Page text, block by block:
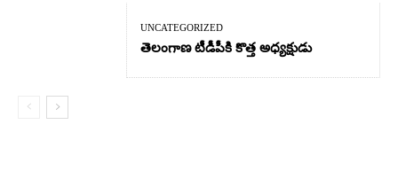
UNCATEGORIZED
తెలంగాణ టీడీపీకి కొత్త అధ్యక్షుడు